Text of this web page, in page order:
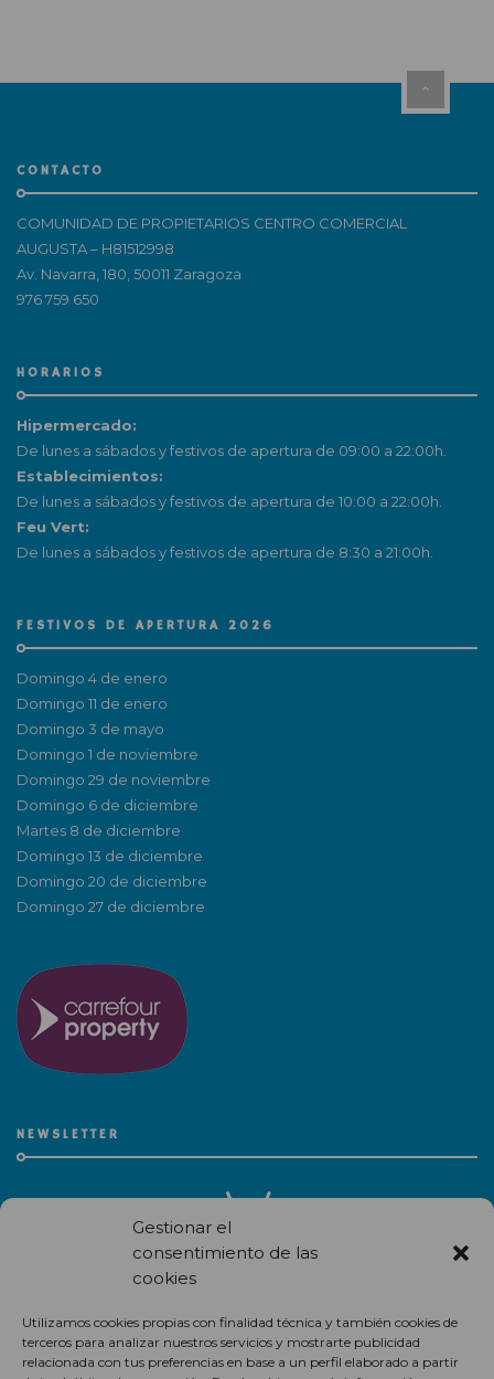
Gestionar el
consentimiento de las
cookies
Utilizamos cookies propias con finalidad técnica y también cookies de
terceros para analizar nuestros servicios y mostrarte publicidad
relacionada con tus preferencias en base a un perfil elaborado a partir
CONTACTO
COMUNIDAD DE PROPIETARIOS CENTRO COMERCIAL
AUGUSTA – H81512998
Av. Navarra, 180, 50011 Zaragoza
976 759 650
HORARIOS
Hipermercado:
De lunes a sábados y festivos de apertura de 09:00 a 22:00h.
Establecimientos:
De lunes a sábados y festivos de apertura de 10:00 a 22:00h.
Feu Vert:
De lunes a sábados y festivos de apertura de 8:30 a 21:00h.
FESTIVOS DE APERTURA 2026
Domingo 4 de enero
Domingo 11 de enero
Domingo 3 de mayo
Domingo 1 de noviembre
Domingo 29 de noviembre
Domingo 6 de diciembre
Martes 8 de diciembre
Domingo 13 de diciembre
Domingo 20 de diciembre
Domingo 27 de diciembre
NEWSLETTER
centro comercial.
Suscríbete